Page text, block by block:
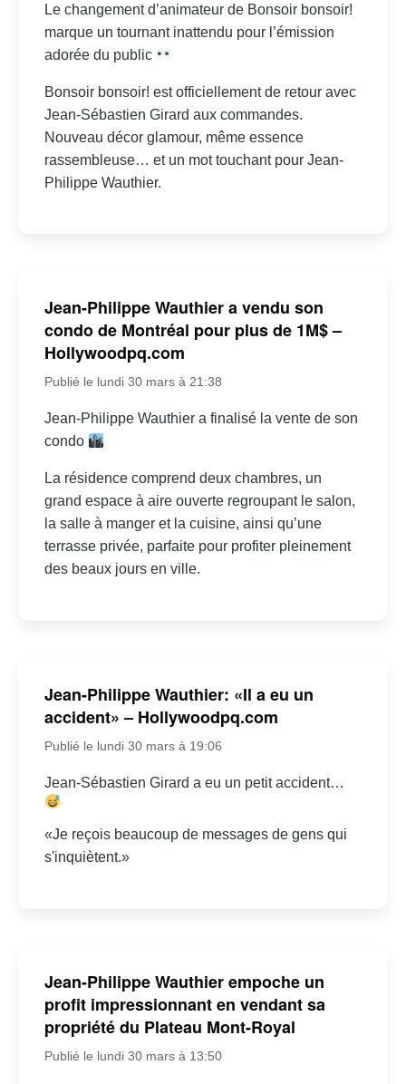
Le changement d’animateur de Bonsoir bonsoir!
marque un tournant inattendu pour l’émission
adorée du public
Bonsoir bonsoir! est officiellement de retour avec
Jean-Sébastien Girard aux commandes.
Nouveau décor glamour, même essence
rassembleuse… et un mot touchant pour Jean-
Philippe Wauthier.
Jean-Philippe Wauthier a vendu son
condo de Montréal pour plus de 1M$ –
Hollywoodpq.com
Publié le lundi 30 mars à 21:38
Jean-Philippe Wauthier a finalisé la vente de son
condo
La résidence comprend deux chambres, un
grand espace à aire ouverte regroupant le salon,
la salle à manger et la cuisine, ainsi qu’une
terrasse privée, parfaite pour profiter pleinement
des beaux jours en ville.
Jean-Philippe Wauthier: «Il a eu un
accident» – Hollywoodpq.com
Publié le lundi 30 mars à 19:06
Jean-Sébastien Girard a eu un petit accident…
«Je reçois beaucoup de messages de gens qui
s'inquiètent.»
Jean-Philippe Wauthier empoche un
profit impressionnant en vendant sa
propriété du Plateau Mont-Royal
Publié le lundi 30 mars à 13:50